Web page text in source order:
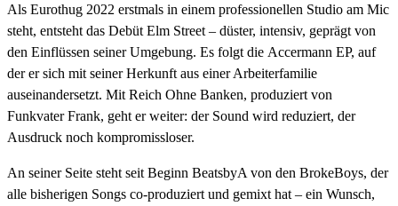
Als Eurothug 2022 erstmals in einem professionellen Studio am Mic
steht, entsteht das Debüt Elm Street – düster, intensiv, geprägt von
den Einflüssen seiner Umgebung. Es folgt die Accermann EP, auf
der er sich mit seiner Herkunft aus einer Arbeiterfamilie
auseinandersetzt. Mit Reich Ohne Banken, produziert von
Funkvater Frank, geht er weiter: der Sound wird reduziert, der
Ausdruck noch kompromissloser.
An seiner Seite steht seit Beginn BeatsbyA von den BrokeBoys, der
alle bisherigen Songs co-produziert und gemixt hat – ein Wunsch,